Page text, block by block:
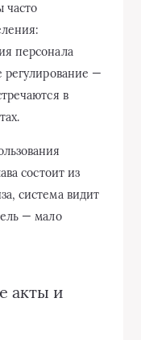
часто
персонала
регулирование —
в
состоит из
система видит
— мало
акты и